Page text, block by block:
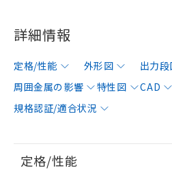
詳細情報
定格/性能 外形図 出力
周囲金属の影響
特性図 CAD
規格認証/適合状況
定格/性能